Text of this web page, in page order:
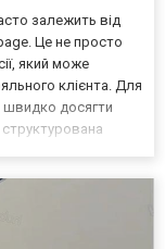
залежить від
Це не просто
який може
клієнта. Для
швидко досягти